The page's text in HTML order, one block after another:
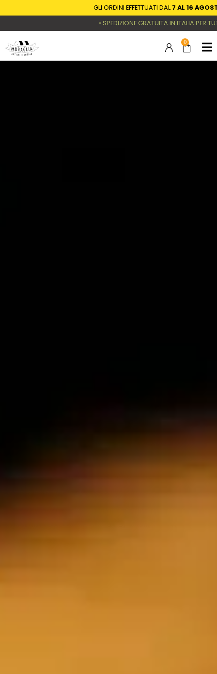
GLI ORDINI EFFETTUATI DAL7 AL 16 AGOSTO
• SPEDIZIONE GRATUITA IN ITALIA PER TUTTI
0